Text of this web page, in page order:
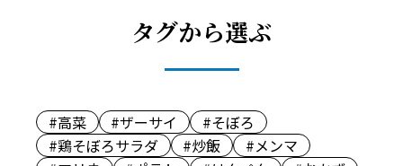
タグから選ぶ
#高菜 #ザーサイ
#そぼろ
#鶏そぼろサラダ
#炒飯
#メンマ